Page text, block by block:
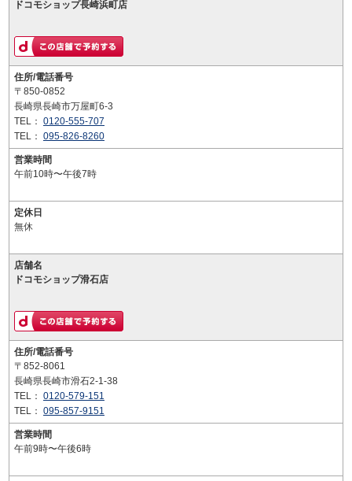
ドコモショップ長崎浜町店
住所/電話番号
〒850-0852
長崎県長崎市万屋町6-3
TEL： 0120-555-707
TEL： 095-826-8260
営業時間
午前10時〜午後7時
定休日
無休
店舗名
ドコモショップ滑石店
住所/電話番号
〒852-8061
長崎県長崎市滑石2-1-38
TEL： 0120-579-151
TEL： 095-857-9151
営業時間
午前9時〜午後6時